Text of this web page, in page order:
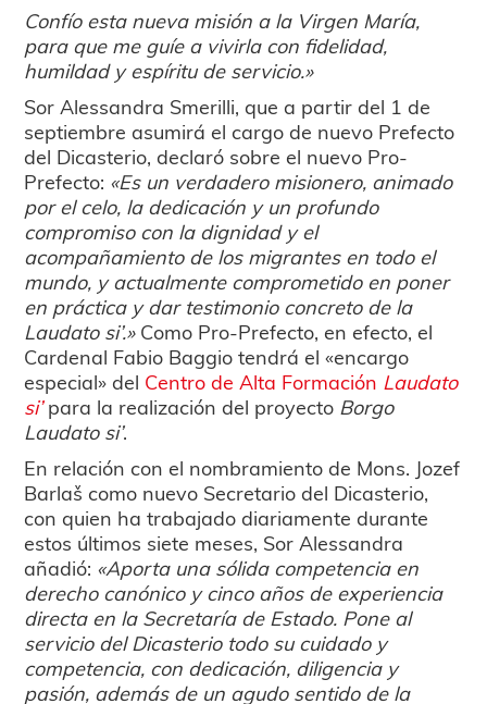
Confío esta nueva misión a la Virgen María,
para que me guíe a vivirla con fidelidad,
humildad y espíritu de servicio.»
Sor Alessandra Smerilli, que a partir del 1 de
septiembre asumirá el cargo de nuevo Prefecto
del Dicasterio, declaró sobre el nuevo Pro-
Prefecto: «Es un verdadero misionero, animado
por el celo, la dedicación y un profundo
compromiso con la dignidad y el
acompañamiento de los migrantes en todo el
mundo, y actualmente comprometido en poner
en práctica y dar testimonio concreto de la
Laudato si’.»Como Pro-Prefecto, en efecto, el
Cardenal Fabio Baggio tendrá el «encargo
especial» del Centro de Alta Formación Laudato
si’para la realización del proyecto Borgo
Laudato si’.
En relación con el nombramiento de Mons. Jozef
Barlaš como nuevo Secretario del Dicasterio,
con quien ha trabajado diariamente durante
estos últimos siete meses, Sor Alessandra
añadió: «Aporta una sólida competencia en
derecho canónico y cinco años de experiencia
directa en la Secretaría de Estado. Pone al
servicio del Dicasterio todo su cuidado y
competencia, con dedicación, diligencia y
pasión, además de un agudo sentido de la